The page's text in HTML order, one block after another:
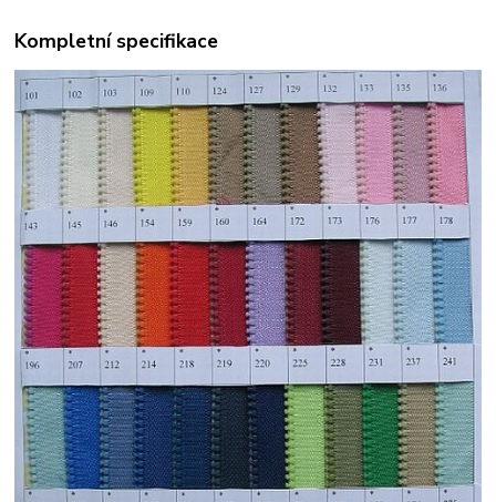
Kompletní specifikace